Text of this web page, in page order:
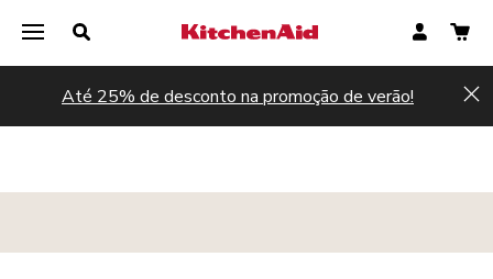
Até 25% de desconto na promoção de verão!